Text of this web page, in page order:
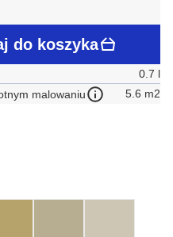
do koszyka
0.7 l
malowaniu
5.6 m2